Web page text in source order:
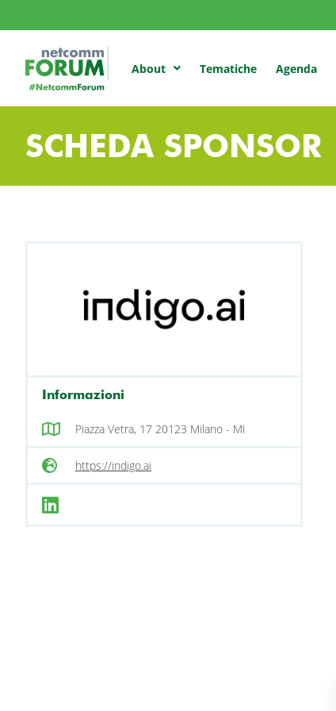
About Tematiche Agenda
SCHEDA SPONSOR
Informazioni
Piazza Vetra, 17 20123 Milano - MI
https://indigo.ai